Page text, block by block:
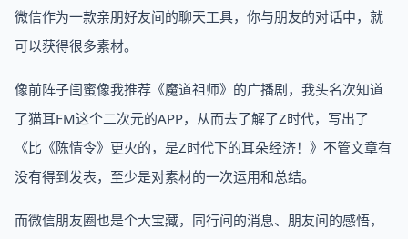
微信作为一款亲朋好友间的聊天工具，你与朋友的对话中，就
可以获得很多素材。
像前阵子闺蜜像我推荐《魔道祖师》的广播剧，我头名次知道
了猫耳FM这个二次元的APP，从而去了解了Z时代，写出了
《比《陈情令》更火的，是Z时代下的耳朵经济！》不管文章有
没有得到发表，至少是对素材的一次运用和总结。
而微信朋友圈也是个大宝藏，同行间的消息、朋友间的感悟，